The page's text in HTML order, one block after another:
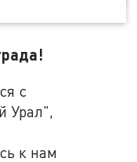
с
Урал",
к нам